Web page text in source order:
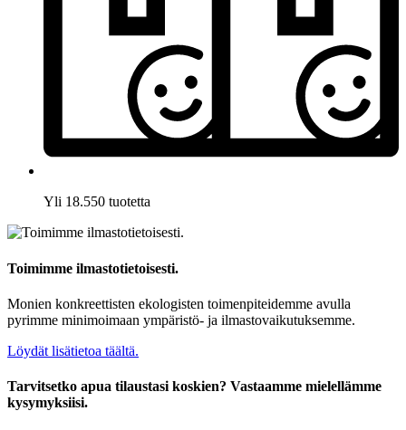
Yli 18.550 tuotetta
Toimimme ilmastotietoisesti.
Monien konkreettisten ekologisten toimenpiteidemme avulla
pyrimme minimoimaan ympäristö- ja ilmastovaikutuksemme.
Löydät lisätietoa täältä.
Tarvitsetko apua tilaustasi koskien? Vastaamme mielellämme
kysymyksiisi.